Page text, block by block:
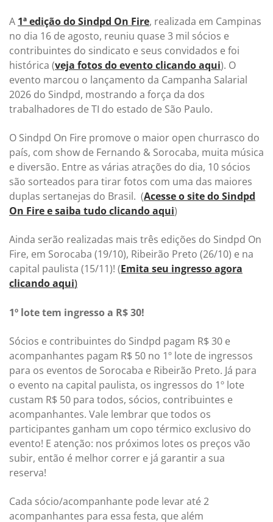
A 1ª edição do Sindpd On Fire, realizada em Campinas
no dia 16 de agosto, reuniu quase 3 mil sócios e
contribuintes do sindicato e seus convidados e foi
histórica (veja fotos do evento clicando aqui). O
evento marcou o lançamento da Campanha Salarial
2026 do Sindpd, mostrando a força da dos
trabalhadores de TI do estado de São Paulo.
O Sindpd On Fire promove o maior open churrasco do
país, com show de Fernando & Sorocaba, muita música
e diversão. Entre as várias atrações do dia, 10 sócios
são sorteados para tirar fotos com uma das maiores
duplas sertanejas do Brasil. (Acesse o site do Sindpd
On Fire e saiba tudo clicando aqui)
Ainda serão realizadas mais três edições do Sindpd On
Fire, em Sorocaba (19/10), Ribeirão Preto (26/10) e na
capital paulista (15/11)! (Emita seu ingresso agora
clicando aqui)
1º lote tem ingresso a R$ 30!
Sócios e contribuintes do Sindpd pagam R$ 30 e
acompanhantes pagam R$ 50 no 1º lote de ingressos
para os eventos de Sorocaba e Ribeirão Preto. Já para
o evento na capital paulista, os ingressos do 1º lote
custam R$ 50 para todos, sócios, contribuintes e
acompanhantes. Vale lembrar que todos os
participantes ganham um copo térmico exclusivo do
evento! E atenção: nos próximos lotes os preços vão
subir, então é melhor correr e já garantir a sua
reserva!
Cada sócio/acompanhante pode levar até 2
acompanhantes para essa festa, que além